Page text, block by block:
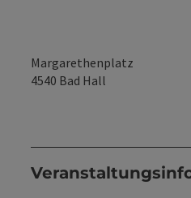
Margarethenplatz
4540 Bad Hall